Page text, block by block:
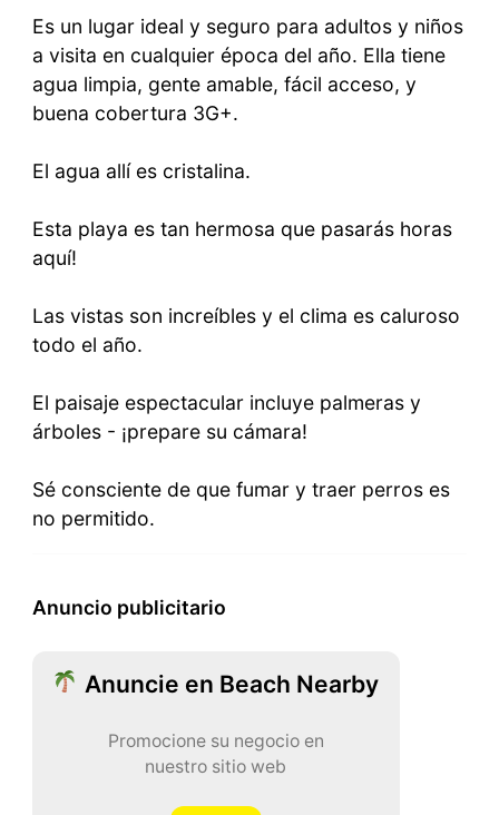
Es un lugar ideal y seguro para adultos y niños
a visita en cualquier época del año. Ella tiene
agua limpia, gente amable, fácil acceso, y
buena cobertura 3G+.
El agua allí es cristalina.
Esta playa es tan hermosa que pasarás horas
aquí!
Las vistas son increíbles y el clima es caluroso
todo el año.
El paisaje espectacular incluye palmeras y
árboles - ¡prepare su cámara!
Sé consciente de que fumar y traer perros es
no permitido.
Anuncio publicitario
Anuncie en Beach Nearby
Promocione su negocio en
nuestro sitio web